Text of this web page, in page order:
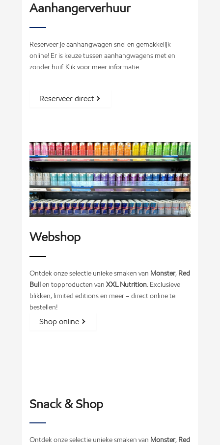
Aanhangerverhuur
Reserveer je aanhangwagen snel en gemakkelijk
online! Er is keuze tussen aanhangwagens met en
zonder huif. Klik voor meer informatie.
Reserveer direct
Webshop
Ontdek onze selectie unieke smaken van Monster, Red
Bullen topproducten van XXL Nutrition. Exclusieve
blikken, limited editions en meer – direct online te
bestellen!
Shop online
Snack & Shop
Ontdek onze selectie unieke smaken van Monster, Red